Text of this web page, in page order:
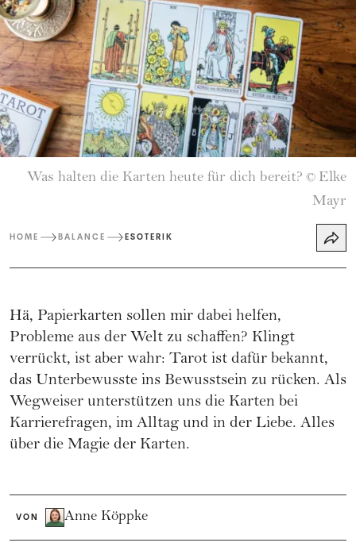
Was halten die Karten heute für dich bereit? © Elke
Mayr
HOME BALANCE ESOTERIK
Hä, Papierkarten sollen mir dabei helfen,
Probleme aus der Welt zu schaffen? Klingt
verrückt, ist aber wahr: Tarot ist dafür bekannt,
das Unterbewusste ins Bewusstsein zu rücken. Als
Wegweiser unterstützen uns die Karten bei
Karrierefragen, im Alltag und in der Liebe. Alles
über die Magie der Karten.
VON Anne Köppke